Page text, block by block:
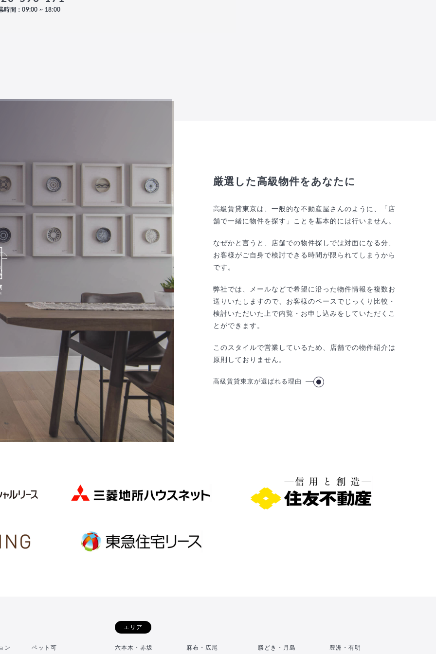
時間：09:00 ~ 18:00
厳選した高級物件をあなたに
高級賃貸東京は、一般的な不動産屋さんのように、「店
舗で一緒に物件を探す」ことを基本的には行いません。
なぜかと言うと、店舗での物件探しでは対面になる分、
お客様がご自身で検討できる時間が限られてしまうから
です。
弊社では、メールなどで希望に沿った物件情報を複数お
送りいたしますので、お客様のペースでじっくり比較・
検討いただいた上で内覧・お申し込みをしていただくこ
とができます。
このスタイルで営業しているため、店舗での物件紹介は
原則しておりません。
高級賃貸東京が選ばれる理由
ン ペット可
エリア
六本木・赤坂 麻布・広尾 勝どき・月島 豊洲・有明